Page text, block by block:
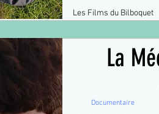
Les Films du Bilboquet
La
Documentaire